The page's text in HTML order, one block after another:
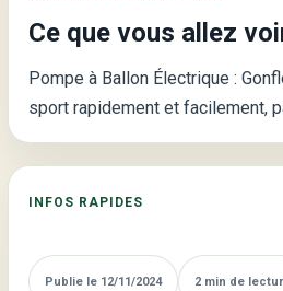
à
–
Ce que vous allez
Pompe à Ballon Électrique :
sport rapidement et facilement,
INFOS RAPIDES
Publie le 12/11/2024 2 min de